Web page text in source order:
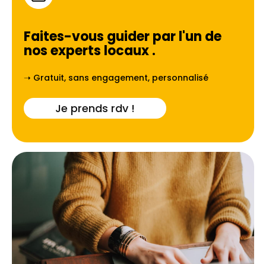
Faites-vous guider par l'un de
nos experts locaux.
➝ Gratuit, sans engagement, personnalisé
Je prends rdv !